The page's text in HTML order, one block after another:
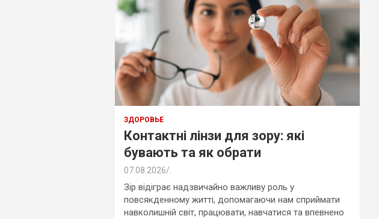
ЗДОРОВЬЕ
Контактні лінзи для зору: які
бувають та як обрати
07.08.2026
Зір відіграє надзвичайно важливу роль у
повсякденному житті, допомагаючи нам сприймати
навколишній світ, працювати, навчатися та впевнено